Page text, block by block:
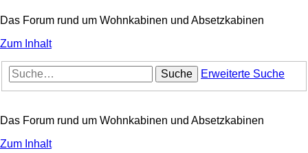
Das Forum rund um Wohnkabinen und Absetzkabinen
Zum Inhalt
Suche Erweiterte Suche
Das Forum rund um Wohnkabinen und Absetzkabinen
Zum Inhalt